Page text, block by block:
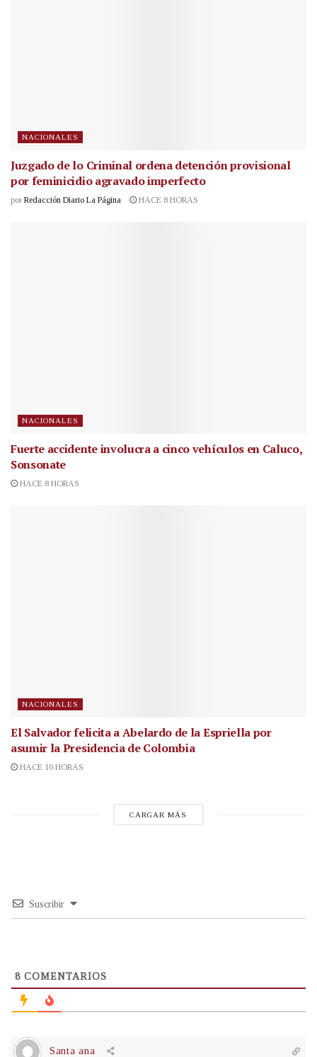
NACIONALES
Juzgado de lo Criminal ordena detención provisional
por feminicidio agravado imperfecto
por Redacción Diario La Página HACE 8 HORAS
NACIONALES
Fuerte accidente involucra a cinco vehículos en Caluco,
Sonsonate
HACE 8 HORAS
NACIONALES
El Salvador felicita a Abelardo de la Espriella por
asumir la Presidencia de Colombia
HACE 10 HORAS
CARGAR MÁS
Suscribir
8 COMENTARIOS
Santa ana